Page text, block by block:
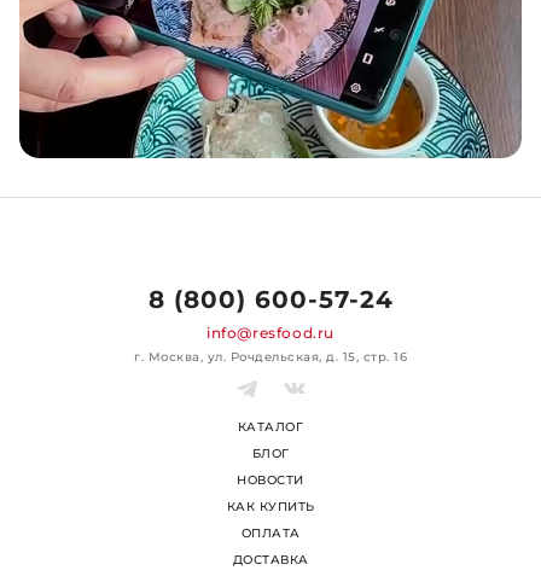
КАТАЛОГ
БЛОГ
НОВОСТИ
КАК КУПИТЬ
ОПЛАТА
ДОСТАВКА
8 (800) 600-57-24
info@resfood.ru
г. Москва, ул. Рочдельская, д. 15, стр. 16